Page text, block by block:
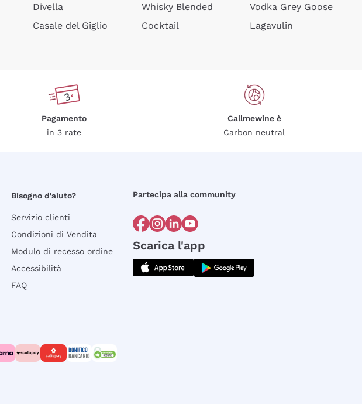
Divella
Casale del Giglio
Whisky Blended
Cocktail
Vodka Grey Goose
Lagavulin
Pagamento
in 3 rate
Callmewine è
Carbon neutral
Bisogno d'aiuto?
Servizio clienti
Condizioni di Vendita
Modulo di recesso ordine
Accessibilità
FAQ
Partecipa alla community
Scarica l'app